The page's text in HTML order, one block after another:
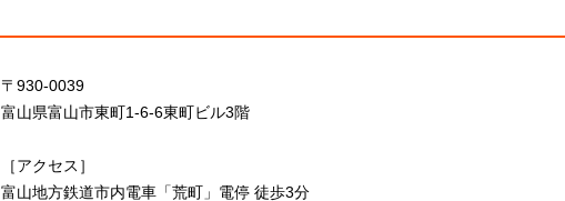
〒930-0039
富山県富山市東町1-6-6東町ビル3階
［アクセス］
富山地方鉄道市内電車「荒町」電停 徒歩3分